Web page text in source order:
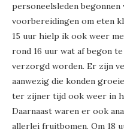
personeelsleden begonnen
voorbereidingen om eten
15 uur hielp ik ook weer
rond 16 uur wat af begon
verzorgd worden. Er zijn
aanwezig die konden
ter zijner tijd ook weer in
Daarnaast waren er ook
allerlei fruitbomen. Om 18